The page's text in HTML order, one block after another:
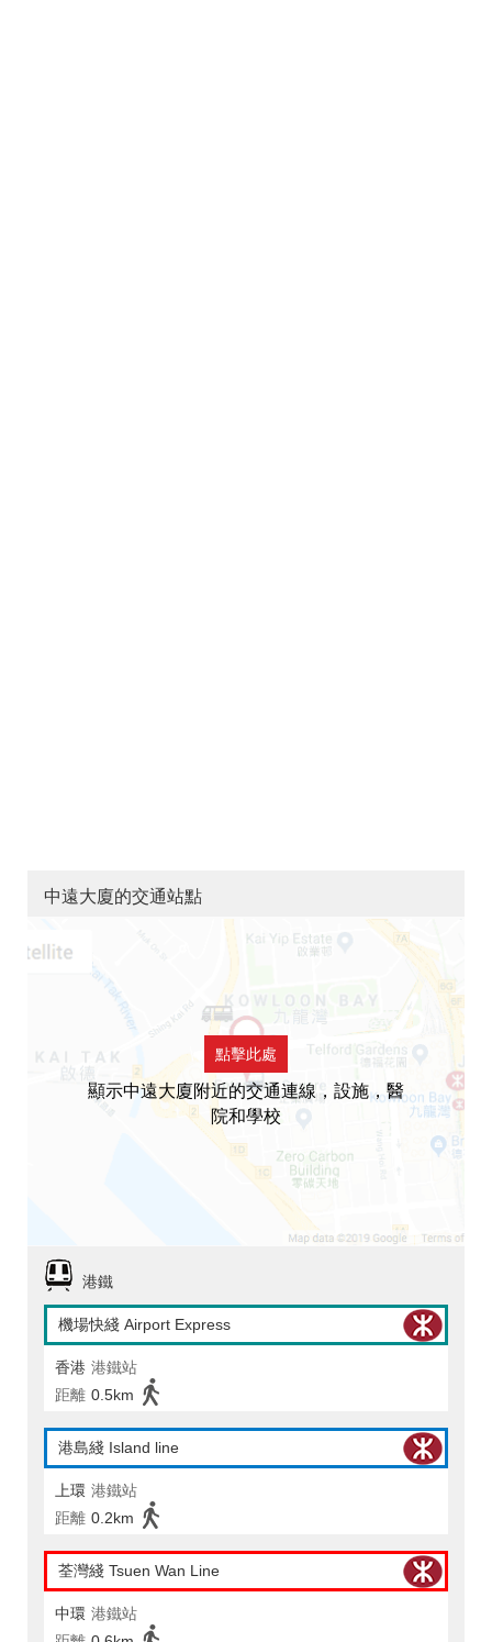
中遠大廈的交通站點
點擊此處
顯示中遠大廈附近的交通連線，設施，醫
院和學校
港鐵
機場快綫 Airport Express
香港 港鐵站
距離 0.5km
港島綫 Island line
上環 港鐵站
距離 0.2km
荃灣綫 Tsuen Wan Line
中環 港鐵站